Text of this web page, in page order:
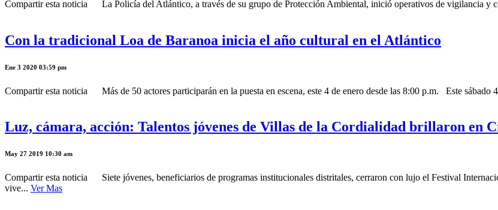
Compartir esta noticia La Policía del Atlántico, a través de su grupo de Protección Ambiental, inició operativos de vigilancia y
Con la tradicional Loa de Baranoa inicia el año cultural en el Atlántico
Ene 3 2020 03:59 pm
Compartir esta noticia Más de 50 actores participarán en la puesta en escena, este 4 de enero desde las 8:00 p.m. Este sábado
Luz, cámara, acción: Talentos jóvenes de Villas de la Cordialidad brillaron en
May 27 2019 10:30 am
Compartir esta noticia Siete jóvenes, beneficiarios de programas institucionales distritales, cerraron con lujo el Festival
vive... Ver Mas